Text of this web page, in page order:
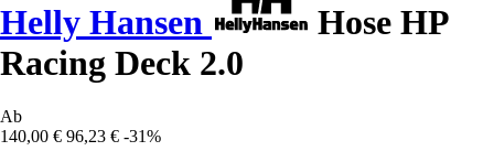
Helly Hansen
Hose HP
Racing Deck 2.0
Ab
140,00 € 96,23 € -31%